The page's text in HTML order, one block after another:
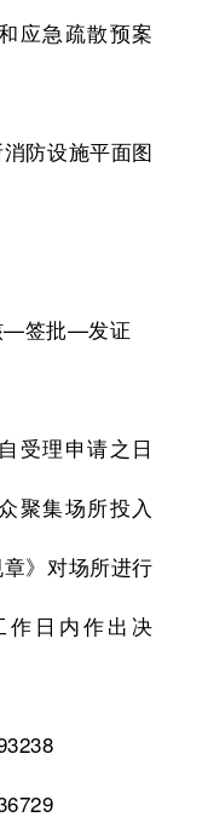
应急疏散预案
防设施平面图
签批—发证
受理申请之日
聚集场所投入
》对场所进行
日内作出决